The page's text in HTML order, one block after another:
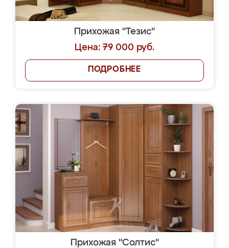
Прихожая "Тезис"
Цена: 79 000 руб.
ПОДРОБНЕЕ
Прихожая "Солтис"